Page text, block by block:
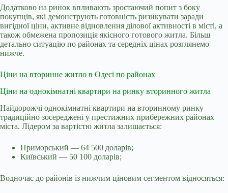
Додатково на ринок впливають зростаючий попит з боку
покупців, які демонструють готовність ризикувати заради
вигідної ціни, активне відновлення ділової активності в місті, а
також обмежена пропозиція якісного готового житла. Більш
детально ситуацію по районах та середніх цінах розглянемо
нижче.
Ціни на вторинне житло в Одесі по районах
Ціни на однокімнатні квартири на ринку вторинного житла
Найдорожчі однокімнатні квартири на вторинному ринку
традиційно зосереджені у престижних прибережних районах
міста. Лідером за вартістю житла залишається:
Приморський — 64 500 доларів;
Київський — 50 100 доларів;
Водночас до районів із нижчим ціновим сегментом відносяться: